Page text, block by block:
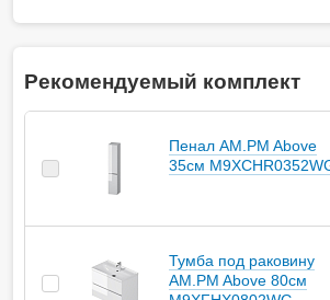
Рекомендуемый комплект
Пенал AM.PM Above
35см
Тумба под раковину
AM.PM Above 80см